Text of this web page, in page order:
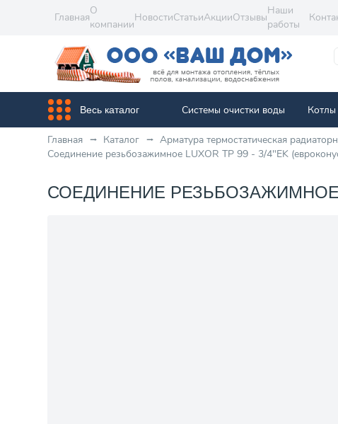
Главная
О
компании
НовостиСтатьиАкцииОтзывы
Наши
работы
Весь каталог Системы очистки воды Котлы
Главная Каталог Арматура термостатическая
Соединение резьбозажимное LUXOR TP 99 - 3/4"EK
СОЕДИНЕНИЕ РЕЗЬБОЗАЖИМНОЕ